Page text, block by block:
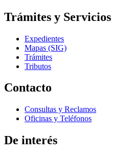
Trámites y Servicios
Expedientes
Mapas (SIG)
Trámites
Tributos
Contacto
Consultas y Reclamos
Oficinas y Teléfonos
De interés